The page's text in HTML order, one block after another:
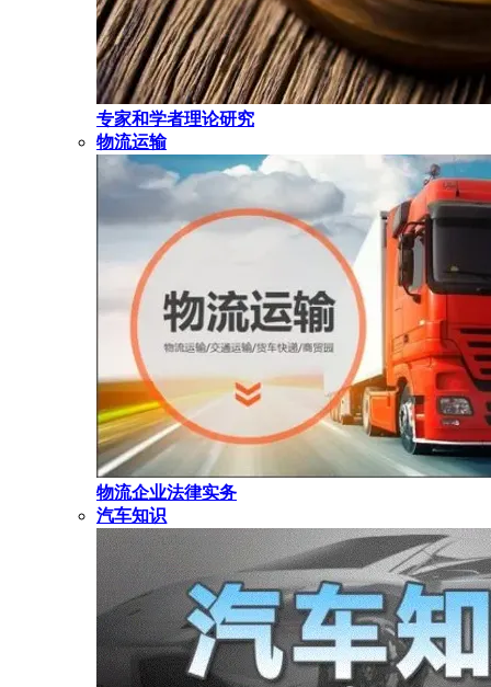
专家和学者理论研究
物流运输
物流企业法律实务
汽车知识